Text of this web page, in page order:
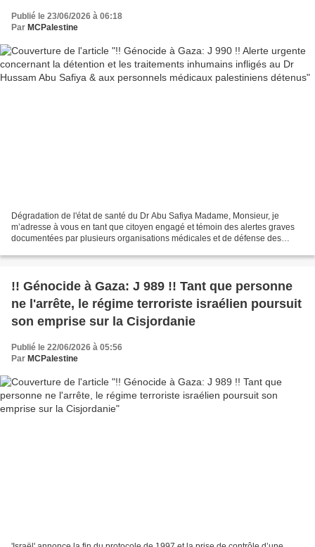
aux personnels médicaux palestiniens détenus
Publié le 23/06/2026 à 06:18
Par MCPalestine
Dégradation de l'état de santé du Dr Abu Safiya Madame, Monsieur, je
m’adresse à vous en tant que citoyen engagé et témoin des alertes graves
documentées par plusieurs organisations médicales et de défense des
!! Génocide à Gaza: J 989 !! Tant que personne
ne l'arrête, le régime terroriste israélien poursuit
son emprise sur la Cisjordanie
Publié le 22/06/2026 à 05:56
Par MCPalestine